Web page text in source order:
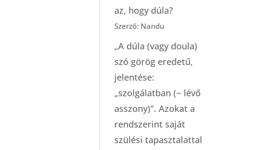
az, hogy dúla?
Szerző: Nandu
„A dúla (vagy doula)
szó görög eredetű,
jelentése:
„szolgálatban (~ lévő
asszony)”. Azokat a
rendszerint saját
szülési tapasztalattal